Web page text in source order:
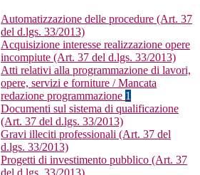
Automatizzazione delle procedure (Art. 37
del d.lgs. 33/2013)
Acquisizione interesse realizzazione opere
incompiute (Art. 37 del d.lgs. 33/2013)
Atti relativi alla programmazione di lavori,
opere, servizi e forniture / Mancata
redazione programmazione 1
Documenti sul sistema di qualificazione
(Art. 37 del d.lgs. 33/2013)
Gravi illeciti professionali (Art. 37 del
d.lgs. 33/2013)
Progetti di investimento pubblico (Art. 37